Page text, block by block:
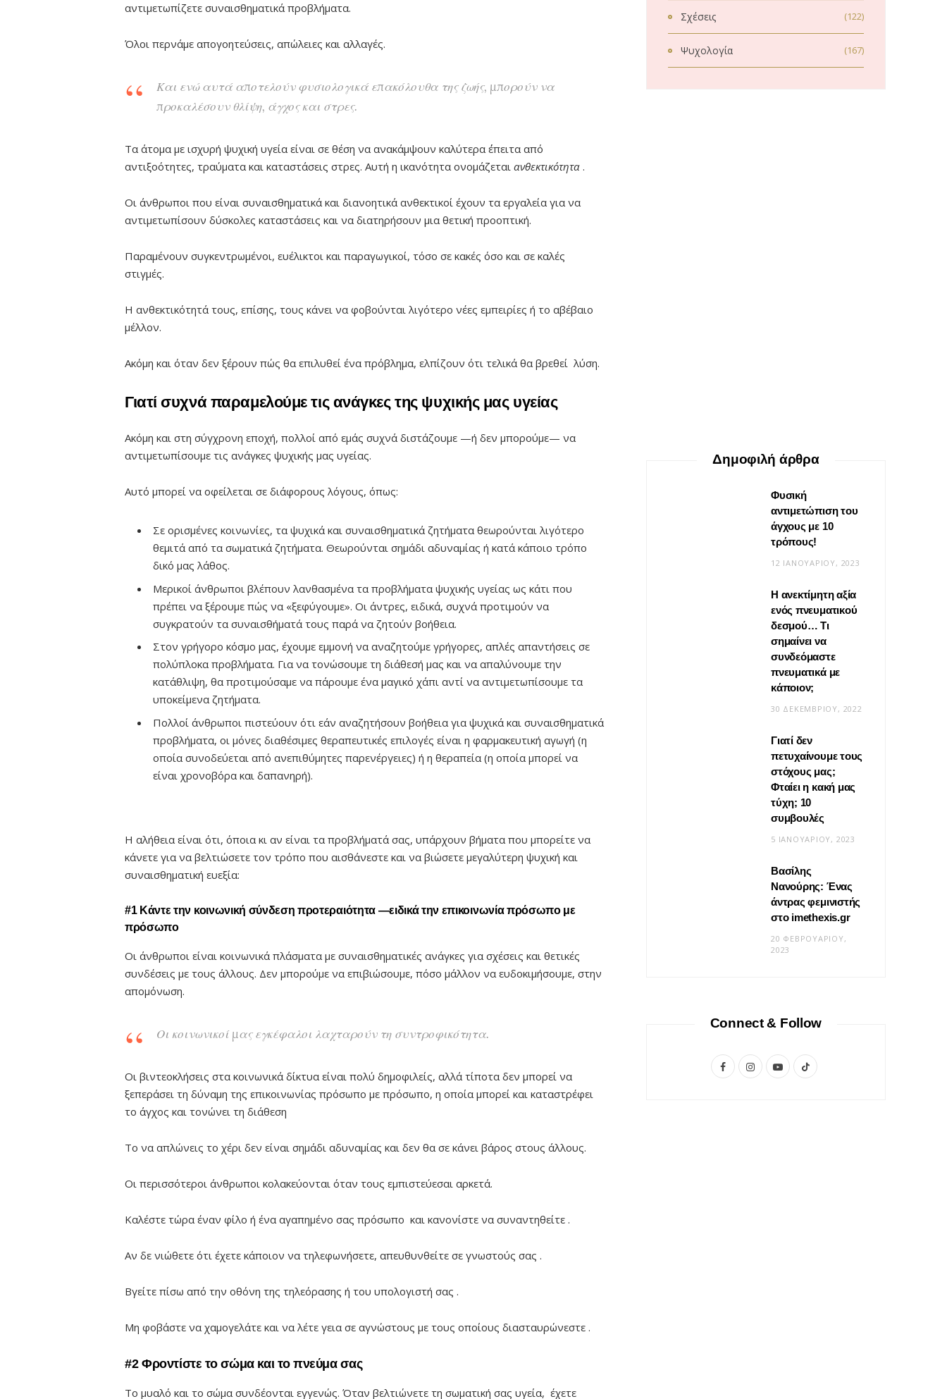
αντιμετωπίζετε συναισθηματικά προβλήματα.
Όλοι περνάμε απογοητεύσεις, απώλειες και αλλαγές.
Και ενώ αυτά αποτελούν φυσιολογικά επακόλουθα της ζωής, μπορούν να
προκαλέσουν θλίψη, άγχος και στρες.
Τα άτομα με ισχυρή ψυχική υγεία είναι σε θέση να ανακάμψουν καλύτερα ΄έπειτα από
αντιξοότητες, τραύματα και καταστάσεις στρες. Αυτή η ικανότητα ονομάζεται ανθεκτικότητα .
Οι άνθρωποι που είναι συναισθηματικά και διανοητικά ανθεκτικοί έχουν τα εργαλεία για να
αντιμετωπίσουν δύσκολες καταστάσεις και να διατηρήσουν μια θετική προοπτική.
Παραμένουν συγκεντρωμένοι, ευέλικτοι και παραγωγικοί, τόσο σε κακές όσο και σε καλές
στιγμές.
Η ανθεκτικότητά τους, επίσης, τους κάνει να φοβούνται λιγότερο νέες εμπειρίες ή το αβέβαιο
μέλλον.
Ακόμη και όταν δεν ξέρουν πώς θα επιλυθεί ένα πρόβλημα, ελπίζουν ότι τελικά θα βρεθεί λύση.
Γιατί συχνά παραμελούμε τις ανάγκες της ψυχικής μας υγείας
Ακόμη και στη σύγχρονη εποχή, πολλοί από εμάς συχνά διστάζουμε —ή δεν μπορούμε— να
αντιμετωπίσουμε τις ανάγκες ψυχικής μας υγείας.
Αυτό μπορεί να οφείλεται σε διάφορους λόγους, όπως:
Σε ορισμένες κοινωνίες, τα ψυχικά και συναισθηματικά ζητήματα θεωρούνται λιγότερο
θεμιτά από τα σωματικά ζητήματα. Θεωρούνται σημάδι αδυναμίας ή κατά κάποιο τρόπο
δικό μας λάθος.
Μερικοί άνθρωποι βλέπουν λανθασμένα τα προβλήματα ψυχικής υγείας ως κάτι που
πρέπει να ξέρουμε πώς να «ξεφύγουμε». Οι άντρες, ειδικά, συχνά προτιμούν να
συγκρατούν τα συναισθήματά τους παρά να ζητούν βοήθεια.
Στον γρήγορο κόσμο μας, έχουμε εμμονή να αναζητούμε γρήγορες, απλές απαντήσεις σε
πολύπλοκα προβλήματα. Για να τονώσουμε τη διάθεσή μας και να απαλύνουμε την
κατάθλιψη, θα προτιμούσαμε να πάρουμε ένα μαγικό χάπι αντί να αντιμετωπίσουμε τα
υποκείμενα ζητήματα.
Πολλοί άνθρωποι πιστεύουν ότι εάν αναζητήσουν βοήθεια για ψυχικά και συναισθηματικά
προβλήματα, οι μόνες διαθέσιμες θεραπευτικές επιλογές είναι η φαρμακευτική αγωγή (η
οποία συνοδεύεται από ανεπιθύμητες παρενέργειες) ή η θεραπεία (η οποία μπορεί να
είναι χρονοβόρα και δαπανηρή).
Η αλήθεια είναι ότι, όποια κι αν είναι τα προβλήματά σας, υπάρχουν βήματα που μπορείτε να
κάνετε για να βελτιώσετε τον τρόπο που αισθάνεστε και να βιώσετε μεγαλύτερη ψυχική και
συναισθηματική ευεξία:
#1 Κάντε την κοινωνική σύνδεση προτεραιότητα —ειδικά την επικοινωνία πρόσωπο με
πρόσωπο
Οι άνθρωποι είναι κοινωνικά πλάσματα με συναισθηματικές ανάγκες για σχέσεις και θετικές
συνδέσεις με τους άλλους. Δεν μπορούμε να επιβιώσουμε, πόσο μάλλον να ευδοκιμήσουμε, στην
απομόνωση.
Οι κοινωνικοί μας εγκέφαλοι λαχταρούν τη συντροφικότητα.
Οι βιντεοκλήσεις στα κοινωνικά δίκτυα είναι πολύ δημοφιλείς, αλλά τίποτα δεν μπορεί να
ξεπεράσει τη δύναμη της επικοινωνίας πρόσωπο με πρόσωπο, η οποία μπορεί και καταστρέφει
το άγχος και τονώνει τη διάθεση
Το να απλώνεις το χέρι δεν είναι σημάδι αδυναμίας και δεν θα σε κάνει βάρος στους άλλους.
Οι περισσότεροι άνθρωποι κολακεύονται όταν τους εμπιστεύεσαι αρκετά.
Καλέστε τώρα έναν φίλο ή ένα αγαπημένο σας πρόσωπο και κανονίστε να συναντηθείτε .
Αν δε νιώθετε ότι έχετε κάποιον να τηλεφωνήσετε, απευθυνθείτε σε γνωστούς σας .
Βγείτε πίσω από την οθόνη της τηλεόρασης ή του υπολογιστή σας .
Μη φοβάστε να χαμογελάτε και να λέτε γεια σε αγνώστους με τους οποίους διασταυρώνεστε .
#2 Φροντίστε το σώμα και το πνεύμα σας
Το μυαλό και το σώμα συνδέονται εγγενώς. Όταν βελτιώνετε τη σωματική σας υγεία, έχετε
Σχέσεις (122)
Ψυχολογία (167)
Βίντεο: Μεταμόρφωσε το
φουλάρι σου σε κιμονό
20 ΜΑΪ́ΟΥ, 2026
ΣΧΈΣΕΙΣ
Η φροντίδα δεν είναι «δώσ’ το
Δημοφιλή άρθρα
Φυσική
αντιμετώπιση του
άγχους με 10
τρόπους!
12 ΙΑΝΟΥΑΡΊΟΥ, 2023
Η ανεκτίμητη αξία
ενός πνευματικού
δεσμού… Τι
σημαίνει να
συνδεόμαστε
πνευματικά με
κάποιον;
30 ΔΕΚΕΜΒΡΊΟΥ, 2022
Γιατί δεν
πετυχαίνουμε τους
στόχους μας;
Φταίει η κακή μας
τύχη; 10
συμβουλές
5 ΙΑΝΟΥΑΡΊΟΥ, 2023
Βασίλης
Νανούρης: Ένας
άντρας φεμινιστής
στο imethexis.gr
20 ΦΕΒΡΟΥΑΡΊΟΥ,
2023
Connect & Follow
F
I
Y
T